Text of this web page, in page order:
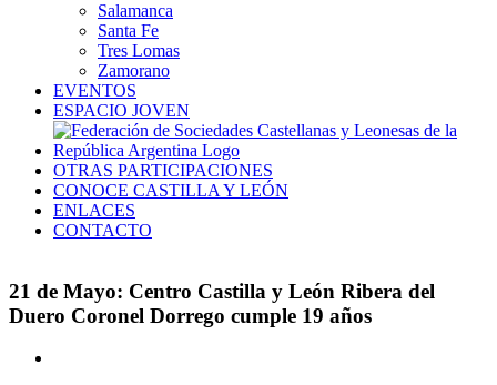
Salamanca
Santa Fe
Tres Lomas
Zamorano
EVENTOS
ESPACIO JOVEN
OTRAS PARTICIPACIONES
CONOCE CASTILLA Y LEÓN
ENLACES
CONTACTO
21 de Mayo: Centro Castilla y León Ribera del
Duero Coronel Dorrego cumple 19 años